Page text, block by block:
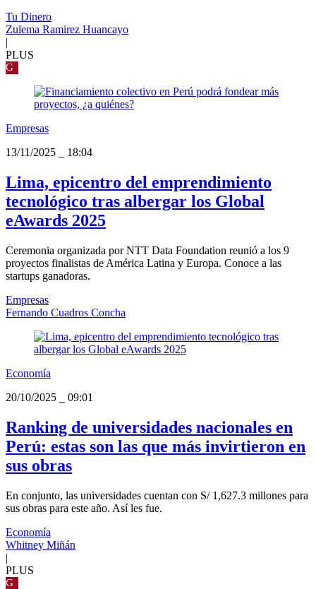
Tu Dinero
Zulema Ramirez Huancayo
|
PLUS
G
Empresas
13/11/2025
18:04
Lima, epicentro del emprendimiento
tecnológico tras albergar los Global
eAwards 2025
Ceremonia organizada por NTT Data Foundation reunió a los 9
proyectos finalistas de América Latina y Europa. Conoce a las
startups ganadoras.
Empresas
Fernando Cuadros Concha
Economía
20/10/2025
09:01
Ranking de universidades nacionales en
Perú: estas son las que más invirtieron en
sus obras
En conjunto, las universidades cuentan con S/ 1,627.3 millones para
sus obras para este año. Así les fue.
Economía
Whitney Miñán
|
PLUS
G